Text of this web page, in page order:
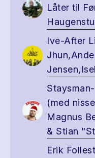
Låter til
Ive-After
(med
Magnus
& Stian
Erik